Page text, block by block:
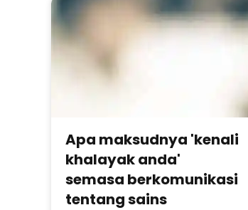
Apa maksudnya 'kenali
khalayak anda'
semasa berkomunikasi
tentang sains